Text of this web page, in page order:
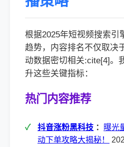
根据2025年短视频搜索引
趋势，内容排名不仅取决
动数据密切相关:cite[4]。
升这些关键指标：
热门内容推荐
抖音涨粉黑科技 ：
曝光
动下单攻略大揭秘！